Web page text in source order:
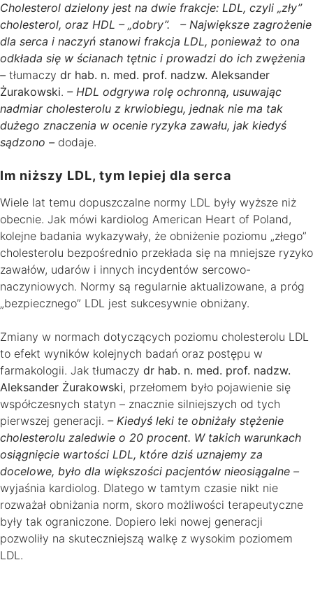
Cholesterol dzielony jest na dwie frakcje: LDL, czyli „zły”
cholesterol, oraz HDL – „dobry”. – Największe zagrożenie
dla serca i naczyń stanowi frakcja LDL, ponieważ to ona
odkłada się w ścianach tętnic i prowadzi do ich zwężenia
– tłumaczy dr hab. n. med. prof. nadzw. Aleksander
Żurakowski. – HDL odgrywa rolę ochronną, usuwając
nadmiar cholesterolu z krwiobiegu, jednak nie ma tak
dużego znaczenia w ocenie ryzyka zawału, jak kiedyś
sądzono – dodaje.
Im niższy LDL, tym lepiej dla serca
Wiele lat temu dopuszczalne normy LDL były wyższe niż
obecnie. Jak mówi kardiolog American Heart of Poland,
kolejne badania wykazywały, że obniżenie poziomu „złego”
cholesterolu bezpośrednio przekłada się na mniejsze ryzyko
zawałów, udarów i innych incydentów sercowo-
naczyniowych. Normy są regularnie aktualizowane, a próg
„bezpiecznego” LDL jest sukcesywnie obniżany.
Zmiany w normach dotyczących poziomu cholesterolu LDL
to efekt wyników kolejnych badań oraz postępu w
farmakologii. Jak tłumaczy dr hab. n. med. prof. nadzw.
Aleksander Żurakowski, przełomem było pojawienie się
współczesnych statyn – znacznie silniejszych od tych
pierwszej generacji. – Kiedyś leki te obniżały stężenie
cholesterolu zaledwie o 20 procent. W takich warunkach
osiągnięcie wartości LDL, które dziś uznajemy za
docelowe, było dla większości pacjentów nieosiągalne –
wyjaśnia kardiolog. Dlatego w tamtym czasie nikt nie
rozważał obniżania norm, skoro możliwości terapeutyczne
były tak ograniczone. Dopiero leki nowej generacji
pozwoliły na skuteczniejszą walkę z wysokim poziomem
LDL.